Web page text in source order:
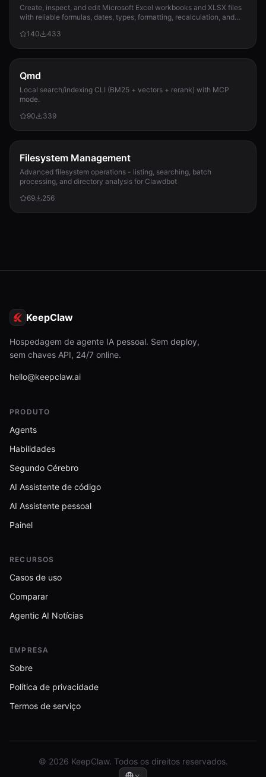
Create, inspect, and edit Microsoft Excel workbooks and XLSX files
with reliable formulas, dates, types, formatting, recalculation, and
140
433
Qmd
Local search/indexing CLI (BM25 + vectors + rerank) with MCP
mode.
90
339
Filesystem Management
Advanced filesystem operations - listing, searching, batch
processing, and directory analysis for Clawdbot
69
256
KeepClaw
Hospedagem de agente IA pessoal. Sem deploy,
sem chaves API, 24/7 online.
hello@keepclaw.ai
PRODUTO
Agents
Habilidades
Segundo Cérebro
AI Assistente de código
AI Assistente pessoal
Painel
RECURSOS
Casos de uso
Comparar
Agentic AI Notícias
EMPRESA
Sobre
Política de privacidade
Termos de serviço
© 2026 KeepClaw. Todos os direitos reservados.